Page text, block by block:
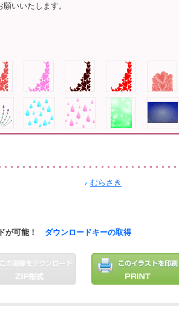
いいたします。
むらさき
が可能！ ダウンロードキーの取得